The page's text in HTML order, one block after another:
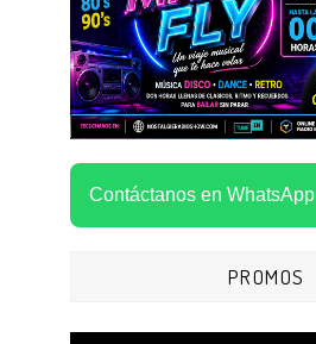
Contáctanos en WhatsApp
PROMOS